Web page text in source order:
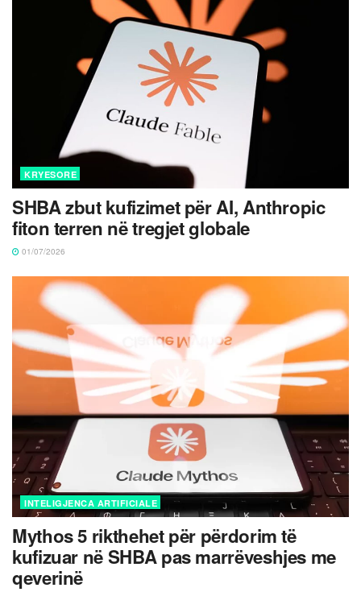
KRYESORE
SHBA zbut kufizimet për AI, Anthropic
fiton terren në tregjet globale
01/07/2026
INTELIGJENCA ARTIFICIALE
Mythos 5 rikthehet për përdorim të
kufizuar në SHBA pas marrëveshjes me
qeverinë